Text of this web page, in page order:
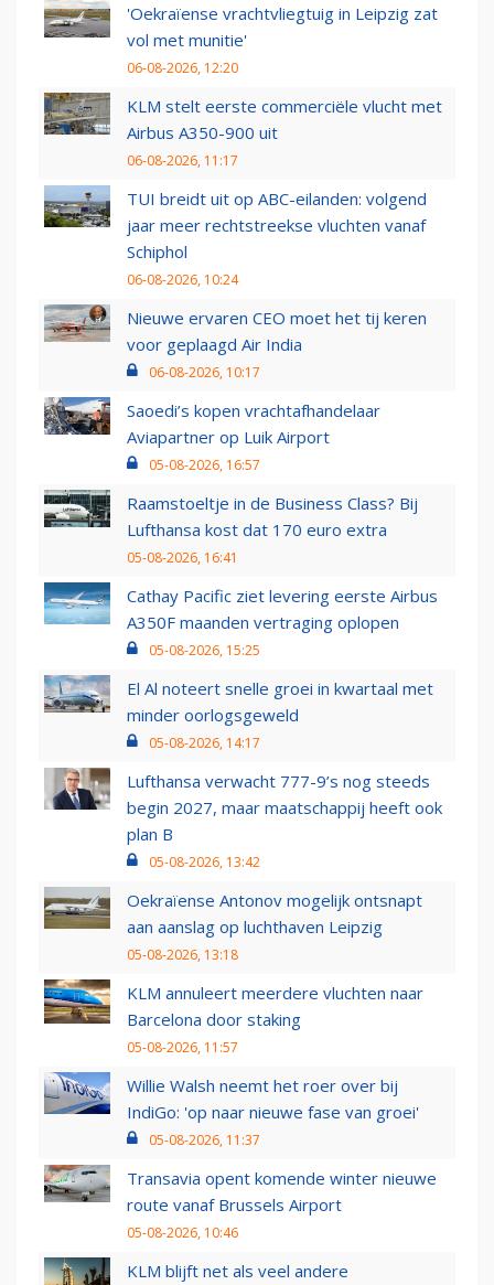
'Oekraïense vrachtvliegtuig in Leipzig zat
vol met munitie'
06-08-2026, 12:20
KLM stelt eerste commerciële vlucht met
Airbus A350-900 uit
06-08-2026, 11:17
TUI breidt uit op ABC-eilanden: volgend
jaar meer rechtstreekse vluchten vanaf
Schiphol
06-08-2026, 10:24
Nieuwe ervaren CEO moet het tij keren
voor geplaagd Air India
06-08-2026, 10:17
Saoedi’s kopen vrachtafhandelaar
Aviapartner op Luik Airport
05-08-2026, 16:57
Raamstoeltje in de Business Class? Bij
Lufthansa kost dat 170 euro extra
05-08-2026, 16:41
Cathay Pacific ziet levering eerste Airbus
A350F maanden vertraging oplopen
05-08-2026, 15:25
El Al noteert snelle groei in kwartaal met
minder oorlogsgeweld
05-08-2026, 14:17
Lufthansa verwacht 777-9’s nog steeds
begin 2027, maar maatschappij heeft ook
plan B
05-08-2026, 13:42
Oekraïense Antonov mogelijk ontsnapt
aan aanslag op luchthaven Leipzig
05-08-2026, 13:18
KLM annuleert meerdere vluchten naar
Barcelona door staking
05-08-2026, 11:57
Willie Walsh neemt het roer over bij
IndiGo: 'op naar nieuwe fase van groei'
05-08-2026, 11:37
Transavia opent komende winter nieuwe
route vanaf Brussels Airport
05-08-2026, 10:46
KLM blijft net als veel andere